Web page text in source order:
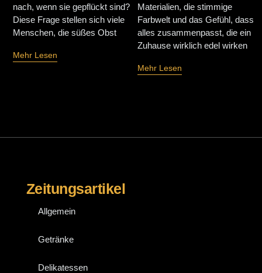
nach, wenn sie gepflückt sind?
Diese Frage stellen sich viele
Menschen, die süßes Obst
Mehr Lesen
Materialien, die stimmige
Farbwelt und das Gefühl, dass
alles zusammenpasst, die ein
Zuhause wirklich edel wirken
Mehr Lesen
Zeitungsartikel
Allgemein
Getränke
Delikatessen